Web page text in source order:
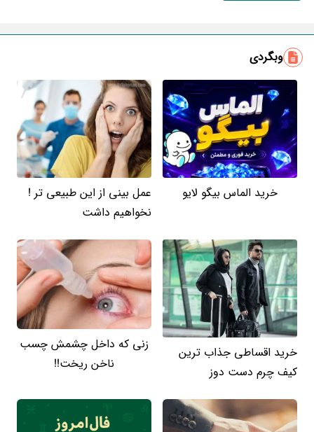
وبگردی
خرید الماس بیگو لایو
عمل بینی از این طبیعی تر !
نخواهیم داشت
خرید اقساطی جذاب ترین
کیف چرم دست دوز
زنی که داخل چشمش چسب
ناخن ریخت!!